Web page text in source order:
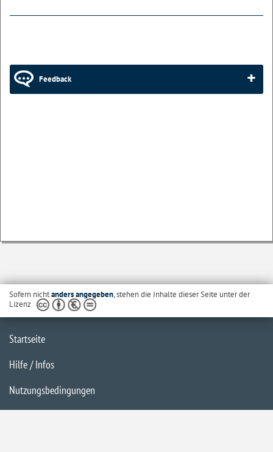
Feedback
Sofern nichtanders angegeben, stehen die Inhalte dieser Seite unter der
Lizenz
Startseite
Hilfe / Infos
Nutzungsbedingungen